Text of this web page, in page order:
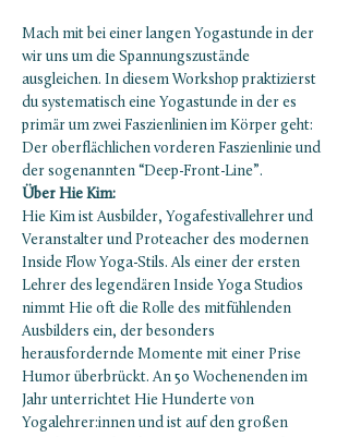
Mach mit bei einer langen Yogastunde in der
wir uns um die Spannungszustände
ausgleichen. In diesem Workshop praktizierst
du systematisch eine Yogastunde in der es
primär um zwei Faszienlinien im Körper geht:
Der oberflächlichen vorderen Faszienlinie und
der sogenannten “Deep-Front-Line”.
Über Hie Kim:
Hie Kim ist Ausbilder, Yogafestivallehrer und
Veranstalter und Proteacher des modernen
Inside Flow Yoga-Stils. Als einer der ersten
Lehrer des legendären Inside Yoga Studios
nimmt Hie oft die Rolle des mitfühlenden
Ausbilders ein, der besonders
herausfordernde Momente mit einer Prise
Humor überbrückt. An 50 Wochenenden im
Jahr unterrichtet Hie Hunderte von
Yogalehrer:innen und ist auf den großen